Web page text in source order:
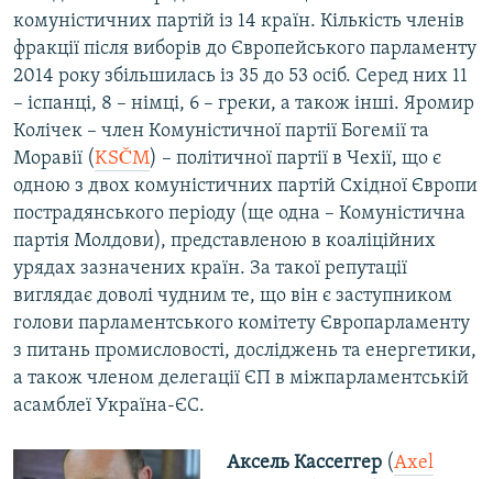
комуністичних партій із 14 країн. Кількість членів
фракції після виборів до Європейського парламенту
2014 року збільшилась із 35 до 53 осіб. Серед них 11
– іспанці, 8 – німці, 6 – греки, а також інші. Яромир
Колічек – член Комуністичної партії Богемії та
Моравії (KSČM) – політичної партії в Чехії, що є
одною з двох комуністичних партій Східної Європи
пострадянського періоду (ще одна – Комуністична
партія Молдови), представленою в коаліційних
урядах зазначених країн. За такої репутації
виглядає доволі чудним те, що він є заступником
голови парламентського комітету Європарламенту
з питань промисловості, досліджень та енергетики,
а також членом делегації ЄП в міжпарламентській
асамблеї Україна-ЄС.
Аксель Кассеггер(Axel